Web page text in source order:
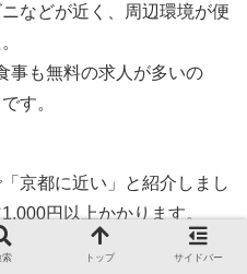
などが近く、周辺環境が便
事も無料の求人が多いの
す。
京都に近い」と紹介しまし
円以上かかります。
索 トップ サイドバー